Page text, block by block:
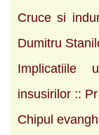
Cruce si
Dumitru
Implicatiile
insusirilor ::
Chipul